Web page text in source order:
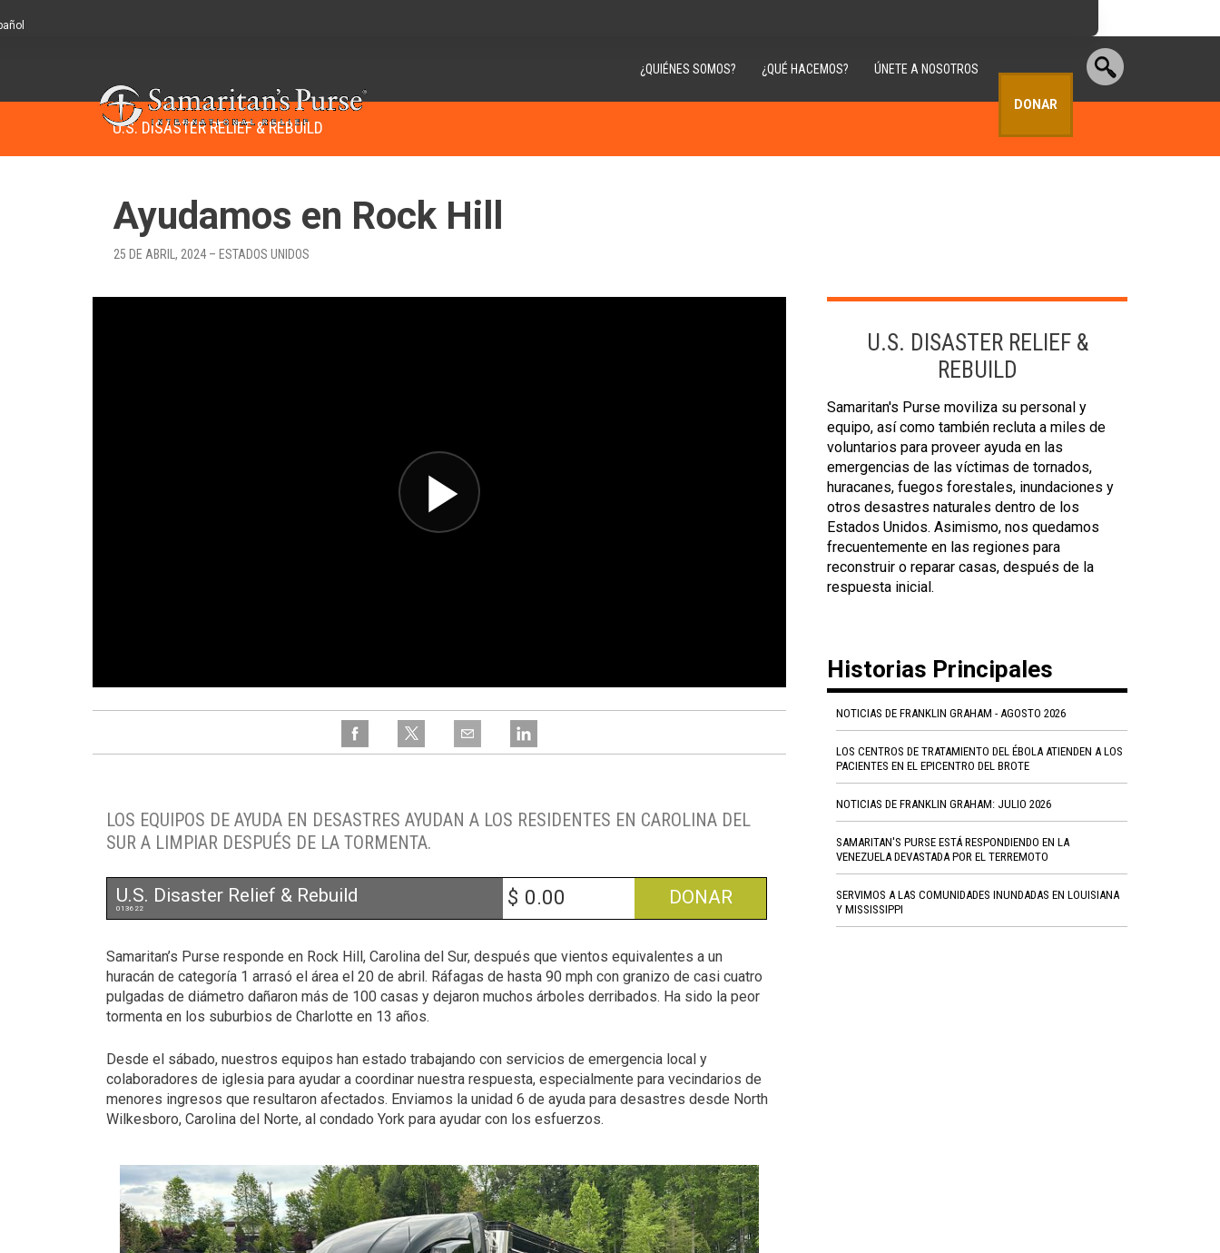
¿QUIÉNES SOMOS? ¿QUÉ HACEMOS? ÚNETE A NOSOTROS
DONAR
U.S. DISASTER RELIEF & REBUILD
Ayudamos en Rock Hill
25 DE ABRIL, 2024 – ESTADOS UNIDOS
LOS EQUIPOS DE AYUDA EN DESASTRES AYUDAN A LOS RESIDENTES EN CAROLINA DEL
SUR A LIMPIAR DESPUÉS DE LA TORMENTA.
U.S. Disaster Relief & Rebuild
013622 $ DONAR
Samaritan’s Purse responde en Rock Hill, Carolina del Sur, después que vientos equivalentes a un
huracán de categoría 1 arrasó el área el 20 de abril. Ráfagas de hasta 90 mph con granizo de casi cuatro
pulgadas de diámetro dañaron más de 100 casas y dejaron muchos árboles derribados. Ha sido la peor
tormenta en los suburbios de Charlotte en 13 años.
Desde el sábado, nuestros equipos han estado trabajando con servicios de emergencia local y
colaboradores de iglesia para ayudar a coordinar nuestra respuesta, especialmente para vecindarios de
menores ingresos que resultaron afectados. Enviamos la unidad 6 de ayuda para desastres desde North
Wilkesboro, Carolina del Norte, al condado York para ayudar con los esfuerzos.
U.S. DISASTER RELIEF &
REBUILD
Samaritan's Purse moviliza su personal y
equipo, así como también recluta a miles de
voluntarios para proveer ayuda en las
emergencias de las víctimas de tornados,
huracanes, fuegos forestales, inundaciones y
otros desastres naturales dentro de los
Estados Unidos. Asimismo, nos quedamos
frecuentemente en las regiones para
reconstruir o reparar casas, después de la
respuesta inicial.
Historias Principales
NOTICIAS DE FRANKLIN GRAHAM - AGOSTO 2026
LOS CENTROS DE TRATAMIENTO DEL ÉBOLA ATIENDEN A LOS
PACIENTES EN EL EPICENTRO DEL BROTE
NOTICIAS DE FRANKLIN GRAHAM: JULIO 2026
SAMARITAN'S PURSE ESTÁ RESPONDIENDO EN LA
VENEZUELA DEVASTADA POR EL TERREMOTO
SERVIMOS A LAS COMUNIDADES INUNDADAS EN LOUISIANA
Y MISSISSIPPI